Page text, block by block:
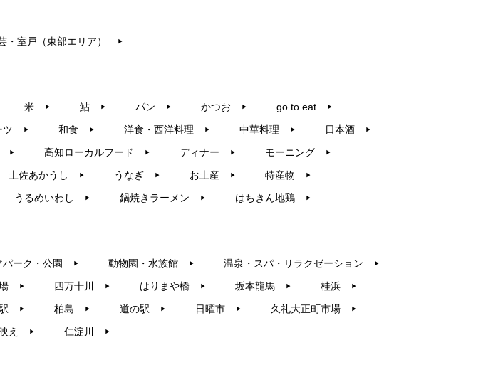
・室戸（東部エリア） ▶︎
米 ▶︎ 鮎 ▶︎ パン ▶︎ かつお ▶︎ go to eat ▶︎
ツ ▶︎ 和食 ▶︎ 洋食・西洋料理 ▶︎ 中華料理 ▶︎ 日本酒 ▶︎
▶︎ 高知ローカルフード ▶︎ ディナー ▶︎ モーニング ▶︎
土佐あかうし ▶︎ うなぎ ▶︎ お土産 ▶︎ 特産物 ▶︎
うるめいわし ▶︎ 鍋焼きラーメン ▶︎ はちきん地鶏 ▶︎
ーク・公園 ▶︎ 動物園・水族館 ▶︎ 温泉・スパ・リラクゼーション ▶︎
▶︎ 四万十川 ▶︎ はりまや橋 ▶︎ 坂本龍馬 ▶︎ 桂浜 ▶︎
▶︎ 柏島 ▶︎ 道の駅 ▶︎ 日曜市 ▶︎ 久礼大正町市場 ▶︎
え ▶︎ 仁淀川 ▶︎